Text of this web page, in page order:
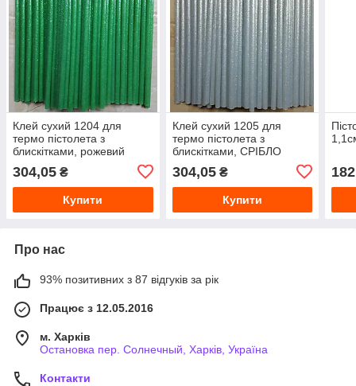
Клей сухий 1204 для
термо пістолета з
блискітками, рожевий
304,05 ₴
Купити
Клей сухий 1205 для
термо пістолета з
блискітками, СРІБЛО
304,05₴
Купити
Про нас
93% позитивних з 87 відгуків за рік
Працює з 12.05.2016
м. Харків
Остановка пер. Солнечный, Харків, Україна
Контакти